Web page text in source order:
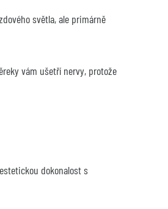
světla, ale primárně
vám ušetří nervy, protože
dokonalost s